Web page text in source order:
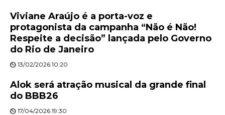
Viviane Araújo é a porta-voz e
protagonista da campanha “Não é Não!
Respeite a decisão” lançada pelo Governo
do Rio de Janeiro
13/02/2026 10:20
Alok será atração musical da grande final
do BBB26
17/04/2026 19:30